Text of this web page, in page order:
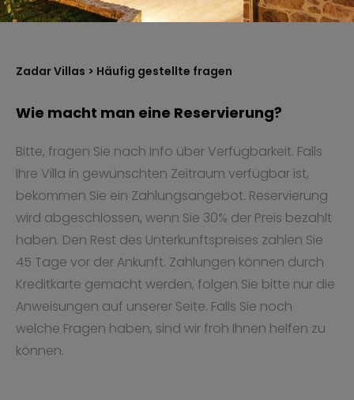
Zadar Villas > Häufig gestellte fragen
Wie macht man eine Reservierung?
Bitte, fragen Sie nach Info über Verfügbarkeit. Falls
Ihre Villa in gewünschten Zeitraum verfügbar ist,
bekommen Sie ein Zahlungsangebot. Reservierung
wird abgeschlossen, wenn Sie 30% der Preis bezahlt
haben. Den Rest des Unterkunftspreises zahlen Sie
45 Tage vor der Ankunft. Zahlungen können durch
Kreditkarte gemacht werden, folgen Sie bitte nur die
Anweisungen auf unserer Seite. Falls Sie noch
welche Fragen haben, sind wir froh Ihnen helfen zu
können.